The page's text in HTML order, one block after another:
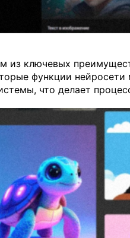
из ключевых
функции
что делает